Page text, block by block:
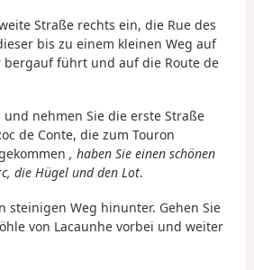
Straße rechts ein, die Rue des
bis zu einem kleinen Weg auf
bergauf führt und auf die Route de
und nehmen Sie die erste Straße
de Conte, die zum Touron
, haben Sie einen schönen
die Hügel und den Lot.
steinigen Weg hinunter. Gehen Sie
von Lacaunhe vorbei und weiter